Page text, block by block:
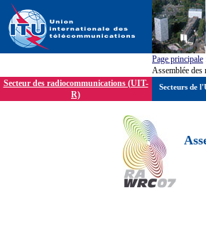
Page principale
Assemblée
Secteur des radiocommunications (UIT-
R)
Secteurs de